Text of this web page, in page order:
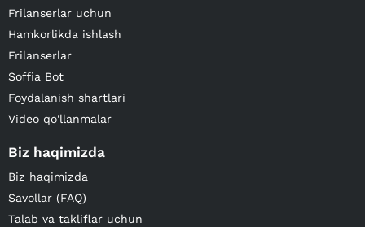
Frilanserlar uchun
Hamkorlikda ishlash
Frilanserlar
Soffia Bot
Foydalanish shartlari
Video qo'llanmalar
Biz haqimizda
Biz haqimizda
Savollar (FAQ)
Talab va takliflar uchun